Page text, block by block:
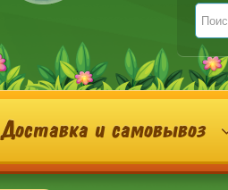
Доставка и самовывоз